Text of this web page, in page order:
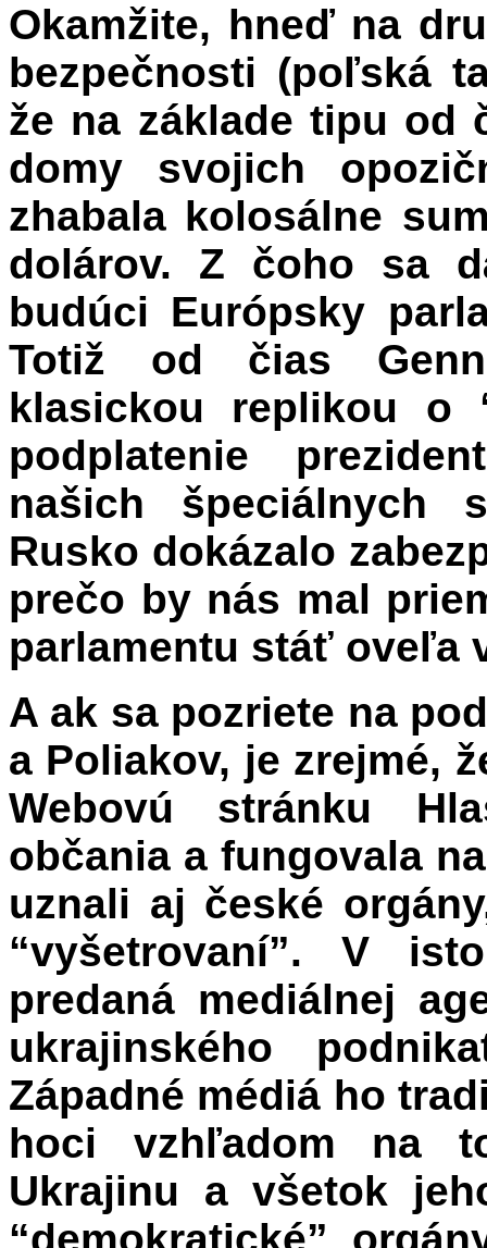
Okamžite, hneď na
bezpečnosti (poľská
že na základe tipu od
domy svojich
zhabala kolosálne
dolárov. Z čoho sa
budúci Európsky
Totiž od čias
klasickou replikou o
podplatenie
našich špeciálnych
Rusko dokázalo
prečo by nás mal
parlamentu stáť oveľa
A ak sa pozriete na
a Poliakov, je zrejmé,
Webovú stránku
občania a fungovala
uznali aj české
“vyšetrovaní”. V
predaná mediálnej
ukrajinského
Západné médiá ho
hoci vzhľadom na
Ukrajinu a všetok